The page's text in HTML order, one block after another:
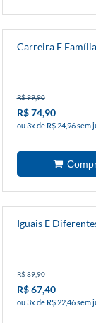
Carreira E Família
R$ 99,90
R$ 74,90
ou 3x de R$ 24,96 sem
Iguais E
R$ 89,90
R$ 67,40
ou 3x de R$ 22,46 sem